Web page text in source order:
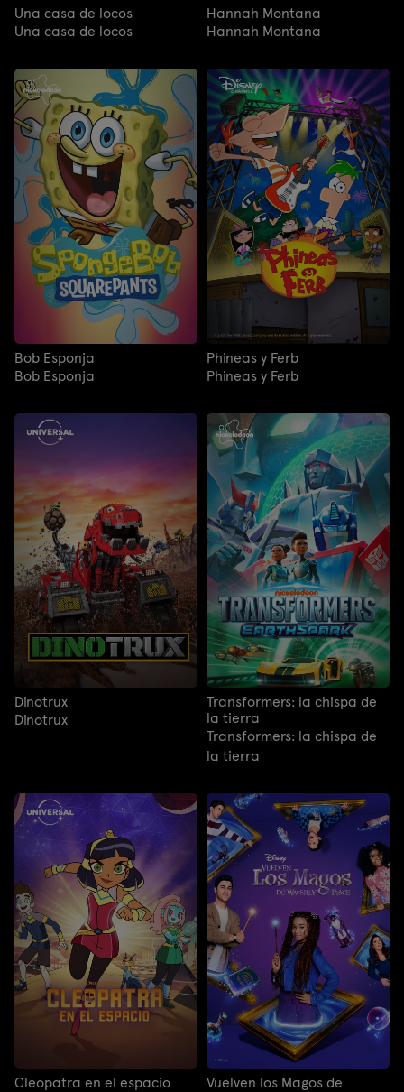
Una casa de locos
Una casa de locos
Hannah Montana
Hannah Montana
Bob Esponja
Bob Esponja
Phineas y Ferb
Phineas y Ferb
Dinotrux
Dinotrux
Transformers: la chispa de
la tierra
Transformers: la chispa de
la tierra
Cleopatra en el espacio
Vuelven los Magos de